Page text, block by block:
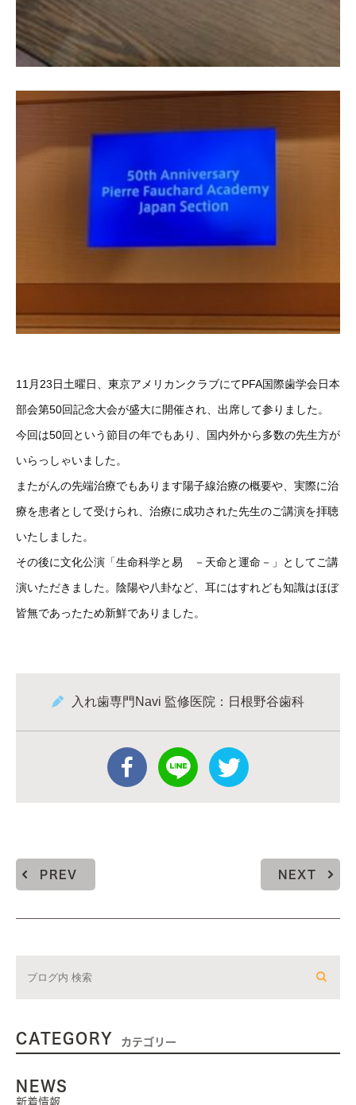
11月23日土曜日、東京アメリカンクラブにてPFA国際歯学会日本
部会第50回記念大会が盛大に開催され、出席して参りました。
今回は50回という節目の年でもあり、国内外から多数の先生方が
いらっしゃいました。
またがんの先端治療でもあります陽子線治療の概要や、実際に治
療を患者として受けられ、治療に成功された先生のご講演を拝聴
いたしました。
その後に文化公演「生命科学と易 －天命と運命－」としてご講
演いただきました。陰陽や八卦など、耳にはすれども知識はほぼ
皆無であったため新鮮でありました。
入れ歯専門Navi 監修医院：日根野谷歯科
PREV NEXT
CATEGORY カテゴリー
NEWS
新着情報